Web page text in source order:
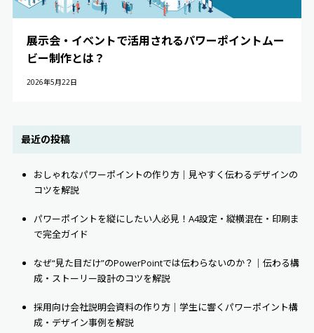
展示会・イベントで活用されるパワーポイントムー
ビー制作とは？
2026年5月22日
最近の投稿
おしゃれなパワーポイントの作り方｜見やすく伝わるデザインの
コツを解説
パワーポイントを縦にしたい人必見！A4設定・縦横混在・印刷ま
で完全ガイド
なぜ“見た目だけ”のPowerPointでは伝わらないのか？｜伝わる構
成・ストーリー設計のコツを解説
採用向け会社説明会資料の作り方｜学生に響くパワーポイント構
成・デザイン事例を解説